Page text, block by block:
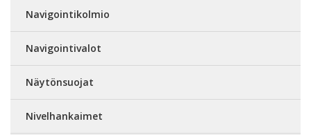
Navigointikolmio
Navigointivalot
Näytönsuojat
Nivelhankaimet